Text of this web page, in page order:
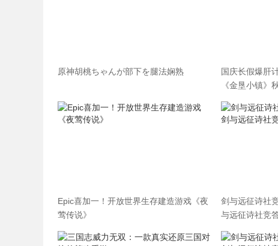
原神胡桃ちゃんが部下を腿法娴熟
国庆长假爆肝
《金垦小镇》
Epic喜加一！开放世界生存建造游戏《夜
莺传说》
剑与远征诗社
与远征诗社竞